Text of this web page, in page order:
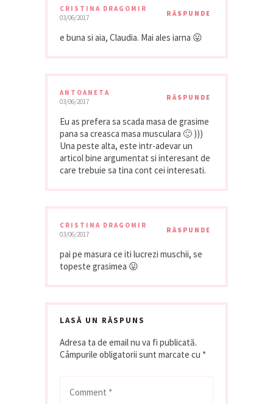
CRISTINA DRAGOMIR
03/06/2017
RĂSPUNDE
e buna si aia, Claudia. Mai ales iarna 😛
ANTOANETA
03/06/2017
RĂSPUNDE
Eu as prefera sa scada masa de grasime
pana sa creasca masa musculara 🙂 )))
Una peste alta, este intr-adevar un
articol bine argumentat si interesant de
care trebuie sa tina cont cei interesati.
CRISTINA DRAGOMIR
03/06/2017
RĂSPUNDE
pai pe masura ce iti lucrezi muschii, se
topeste grasimea 😛
LASĂ UN RĂSPUNS
Adresa ta de email nu va fi publicată.
Câmpurile obligatorii sunt marcate cu *